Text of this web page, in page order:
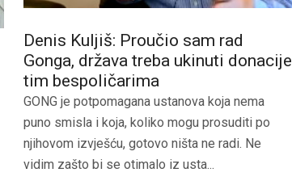
Denis Kuljiš: Proučio sam rad
Gonga, država treba ukinuti donacije
tim bespoličarima
GONG je potpomagana ustanova koja nema
puno smisla i koja, koliko mogu prosuditi po
njihovom izvješću, gotovo ništa ne radi. Ne
vidim zašto bi se otimalo iz usta...